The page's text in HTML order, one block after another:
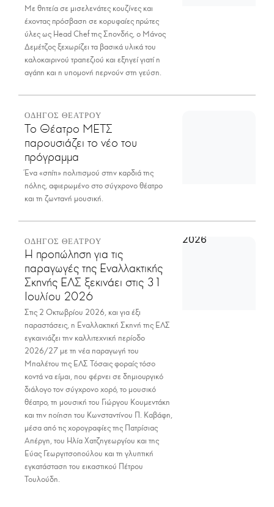
Με θητεία σε μισελενάτες κουζίνες και
έχοντας πρόσβαση σε κορυφαίες πρώτες
ύλες ως Head Chef της Σπονδής, ο Μάνος
Δεμέτζος ξεχωρίζει τα βασικά υλικά του
καλοκαιρινού τραπεζιού και εξηγεί γιατί η
αγάπη και η υπομονή περνούν στη γεύση.
ΟΔΗΓΟΣ ΘΕΑΤΡΟΥ
Το Θέατρο ΜΕΤΣ
παρουσιάζει το νέο του
πρόγραμμα
Ένα «σπίτι» πολιτισμού στην καρδιά της
πόλης, αφιερωμένο στο σύγχρονο θέατρο
και τη ζωντανή μουσική.
ΟΔΗΓΟΣ ΘΕΑΤΡΟΥ
Η προπώληση για τις
παραγωγές της Εναλλακτικής
Σκηνής ΕΛΣ ξεκινάει στις 31
Ιουλίου 2026
Στις 2 Οκτωβρίου 2026, και για έξι
παραστάσεις, η Εναλλακτική Σκηνή της ΕΛΣ
εγκαινιάζει την καλλιτεχνική περίοδο
2026/27 με τη νέα παραγωγή του
Μπαλέτου της ΕΛΣ Τόσαις φοραίς τόσο
κοντά να είμαι, που φέρνει σε δημιουργικό
διάλογο τον σύγχρονο χορό, το μουσικό
θέατρο, τη μουσική του Γιώργου Κουμεντάκη
και την ποίηση του Κωνσταντίνου Π. Καβάφη,
μέσα από τις χορογραφίες της Πατρίσιας
Απέργη, του Ηλία Χατζηγεωργίου και της
Εύας Γεωργιτσοπούλου και τη γλυπτική
εγκατάσταση του εικαστικού Πέτρου
Τουλούδη.